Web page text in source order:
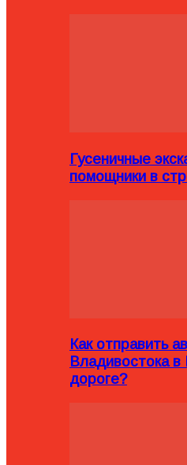
Гусеничные
помощники в
Как отправить
Владивостока
дороге?